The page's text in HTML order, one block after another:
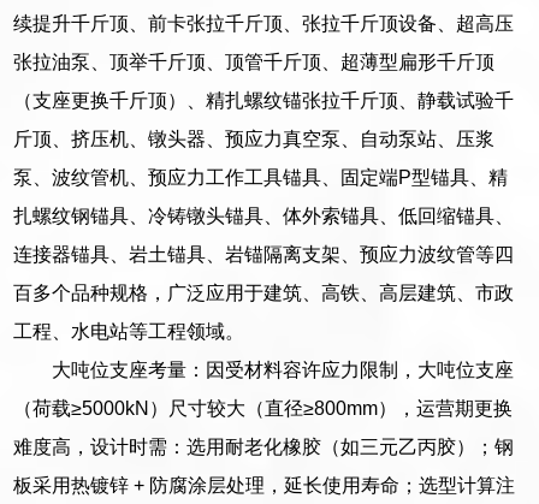
续提升千斤顶、前卡张拉千斤顶、张拉千斤顶设备、超高压
张拉油泵、顶举千斤顶、顶管千斤顶、超薄型扁形千斤顶
（支座更换千斤顶）、精扎螺纹锚张拉千斤顶、静载试验千
斤顶、挤压机、镦头器、预应力真空泵、自动泵站、压浆
泵、波纹管机、预应力工作工具锚具、固定端P型锚具、精
扎螺纹钢锚具、冷铸镦头锚具、体外索锚具、低回缩锚具、
连接器锚具、岩土锚具、岩锚隔离支架、预应力波纹管等四
百多个品种规格，广泛应用于建筑、高铁、高层建筑、市政
工程、水电站等工程领域。
大吨位支座考量：因受材料容许应力限制，大吨位支座
（荷载≥5000kN）尺寸较大（直径≥800mm），运营期更换
难度高，设计时需：选用耐老化橡胶（如三元乙丙胶）；钢
板采用热镀锌 + 防腐涂层处理，延长使用寿命；选型计算注